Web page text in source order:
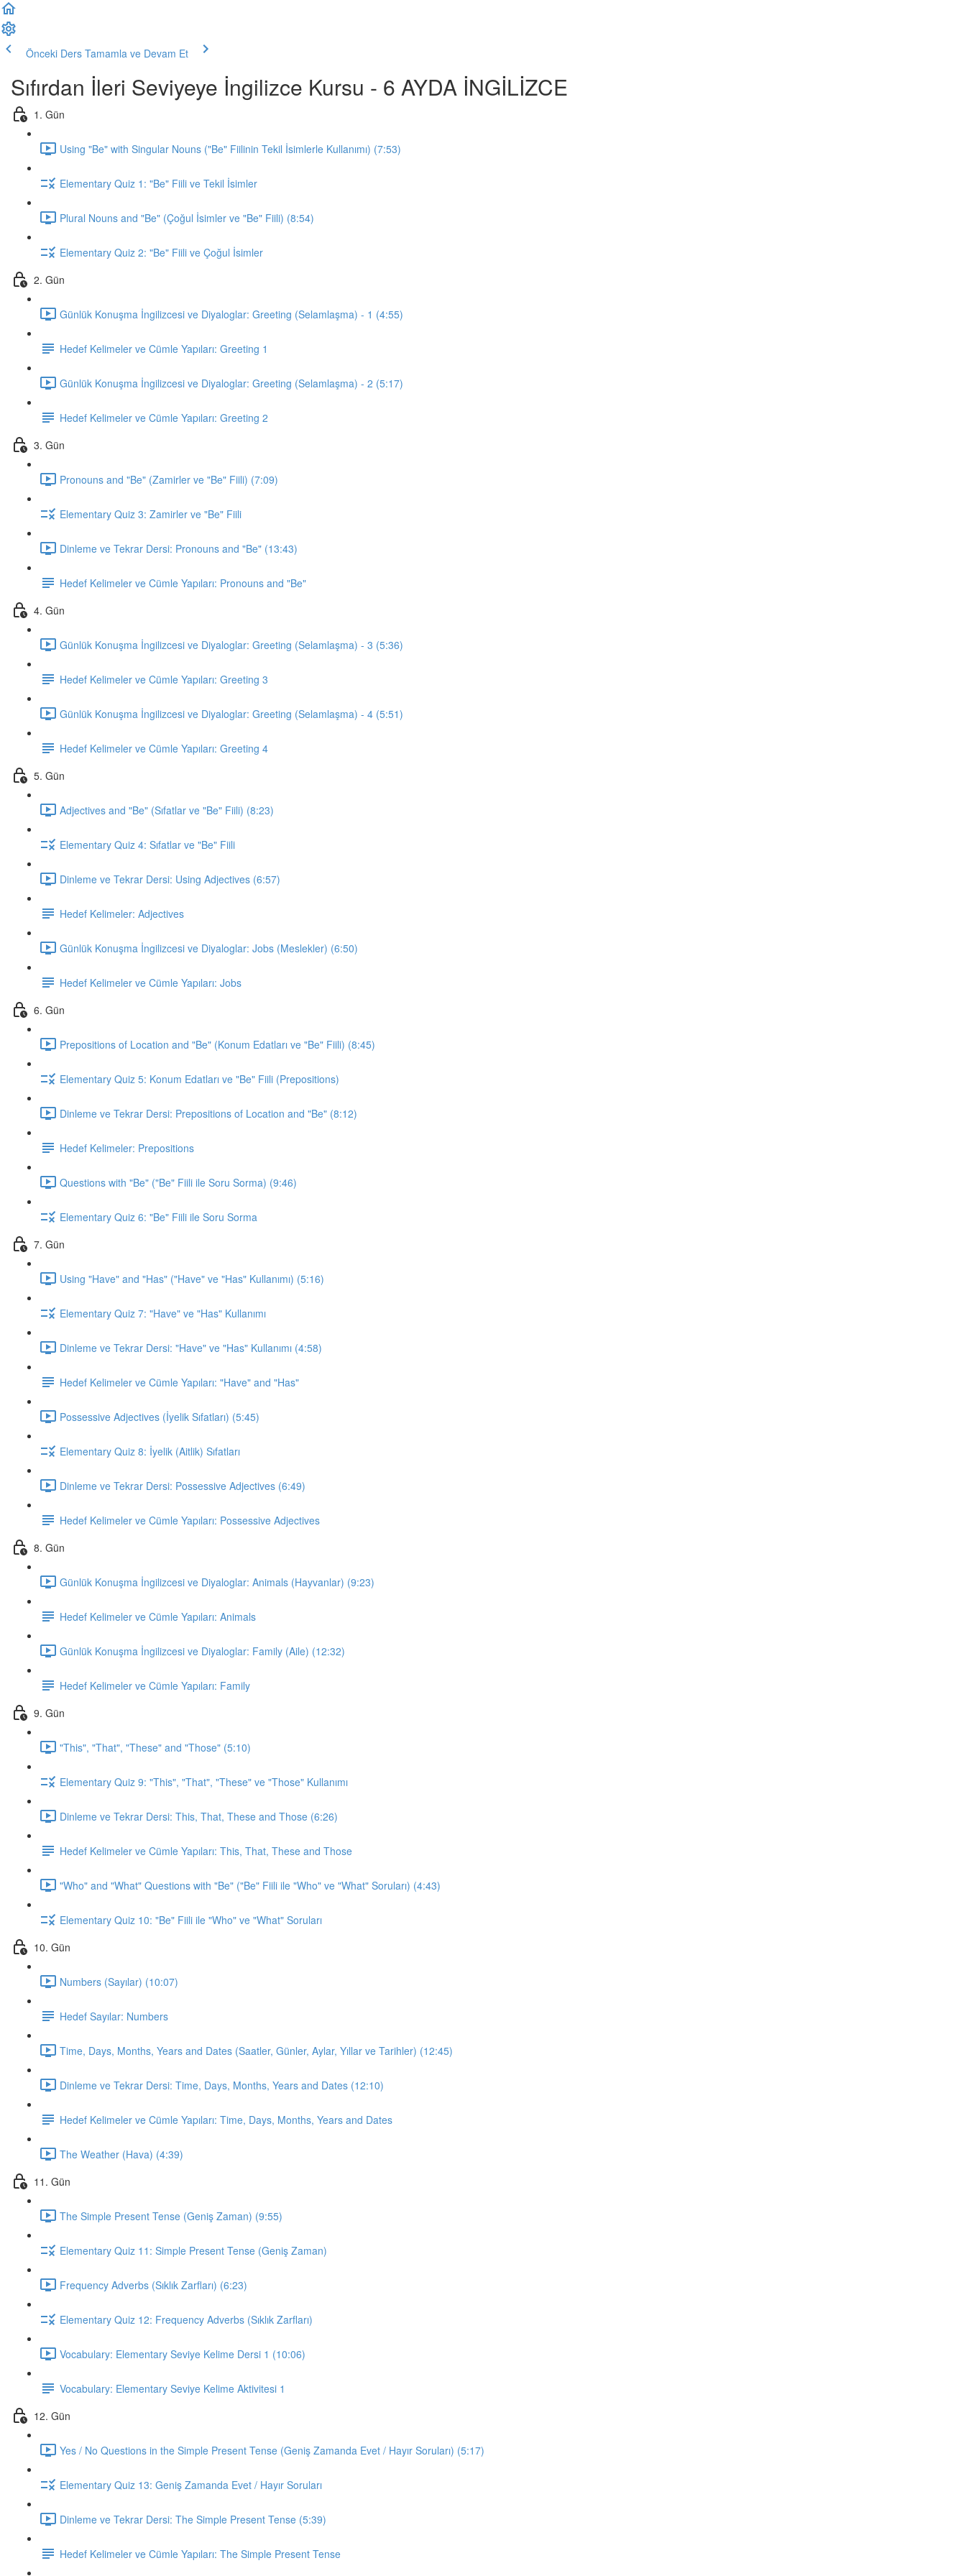
Önceki Ders Tamamla ve Devam Et
Sıfırdan İleri Seviyeye İngilizce Kursu - 6 AYDA İNGİLİZCE
1. Gün
Using "Be" with Singular Nouns ("Be" Fiilinin Tekil İsimlerle Kullanımı) (7:53)
Elementary Quiz 1: "Be" Fiili ve Tekil İsimler
Plural Nouns and "Be" (Çoğul İsimler ve "Be" Fiili) (8:54)
Elementary Quiz 2: "Be" Fiili ve Çoğul İsimler
2. Gün
Günlük Konuşma İngilizcesi ve Diyaloglar: Greeting (Selamlaşma) - 1 (4:55)
Hedef Kelimeler ve Cümle Yapıları: Greeting 1
Günlük Konuşma İngilizcesi ve Diyaloglar: Greeting (Selamlaşma) - 2 (5:17)
Hedef Kelimeler ve Cümle Yapıları: Greeting 2
3. Gün
Pronouns and "Be" (Zamirler ve "Be" Fiili) (7:09)
Elementary Quiz 3: Zamirler ve "Be" Fiili
Dinleme ve Tekrar Dersi: Pronouns and "Be" (13:43)
Hedef Kelimeler ve Cümle Yapıları: Pronouns and "Be"
4. Gün
Günlük Konuşma İngilizcesi ve Diyaloglar: Greeting (Selamlaşma) - 3 (5:36)
Hedef Kelimeler ve Cümle Yapıları: Greeting 3
Günlük Konuşma İngilizcesi ve Diyaloglar: Greeting (Selamlaşma) - 4 (5:51)
Hedef Kelimeler ve Cümle Yapıları: Greeting 4
5. Gün
Adjectives and "Be" (Sıfatlar ve "Be" Fiili) (8:23)
Elementary Quiz 4: Sıfatlar ve "Be" Fiili
Dinleme ve Tekrar Dersi: Using Adjectives (6:57)
Hedef Kelimeler: Adjectives
Günlük Konuşma İngilizcesi ve Diyaloglar: Jobs (Meslekler) (6:50)
Hedef Kelimeler ve Cümle Yapıları: Jobs
6. Gün
Prepositions of Location and "Be" (Konum Edatları ve "Be" Fiili) (8:45)
Elementary Quiz 5: Konum Edatları ve "Be" Fiili (Prepositions)
Dinleme ve Tekrar Dersi: Prepositions of Location and "Be" (8:12)
Hedef Kelimeler: Prepositions
Questions with "Be" ("Be" Fiili ile Soru Sorma) (9:46)
Elementary Quiz 6: "Be" Fiili ile Soru Sorma
7. Gün
Using "Have" and "Has" ("Have" ve "Has" Kullanımı) (5:16)
Elementary Quiz 7: "Have" ve "Has" Kullanımı
Dinleme ve Tekrar Dersi: "Have" ve "Has" Kullanımı (4:58)
Hedef Kelimeler ve Cümle Yapıları: "Have" and "Has"
Possessive Adjectives (İyelik Sıfatları) (5:45)
Elementary Quiz 8: İyelik (Aitlik) Sıfatları
Dinleme ve Tekrar Dersi: Possessive Adjectives (6:49)
Hedef Kelimeler ve Cümle Yapıları: Possessive Adjectives
8. Gün
Günlük Konuşma İngilizcesi ve Diyaloglar: Animals (Hayvanlar) (9:23)
Hedef Kelimeler ve Cümle Yapıları: Animals
Günlük Konuşma İngilizcesi ve Diyaloglar: Family (Aile) (12:32)
Hedef Kelimeler ve Cümle Yapıları: Family
9. Gün
"This", "That", "These" and "Those" (5:10)
Elementary Quiz 9: "This", "That", "These" ve "Those" Kullanımı
Dinleme ve Tekrar Dersi: This, That, These and Those (6:26)
Hedef Kelimeler ve Cümle Yapıları: This, That, These and Those
"Who" and "What" Questions with "Be" ("Be" Fiili ile "Who" ve "What" Soruları) (4:43)
Elementary Quiz 10: "Be" Fiili ile "Who" ve "What" Soruları
10. Gün
Numbers (Sayılar) (10:07)
Hedef Sayılar: Numbers
Time, Days, Months, Years and Dates (Saatler, Günler, Aylar, Yıllar ve Tarihler) (12:45)
Dinleme ve Tekrar Dersi: Time, Days, Months, Years and Dates (12:10)
Hedef Kelimeler ve Cümle Yapıları: Time, Days, Months, Years and Dates
The Weather (Hava) (4:39)
11. Gün
The Simple Present Tense (Geniş Zaman) (9:55)
Elementary Quiz 11: Simple Present Tense (Geniş Zaman)
Frequency Adverbs (Sıklık Zarfları) (6:23)
Elementary Quiz 12: Frequency Adverbs (Sıklık Zarfları)
Vocabulary: Elementary Seviye Kelime Dersi 1 (10:06)
Vocabulary: Elementary Seviye Kelime Aktivitesi 1
12. Gün
Yes / No Questions in the Simple Present Tense (Geniş Zamanda Evet / Hayır Soruları) (5:17)
Elementary Quiz 13: Geniş Zamanda Evet / Hayır Soruları
Dinleme ve Tekrar Dersi: The Simple Present Tense (5:39)
Hedef Kelimeler ve Cümle Yapıları: The Simple Present Tense